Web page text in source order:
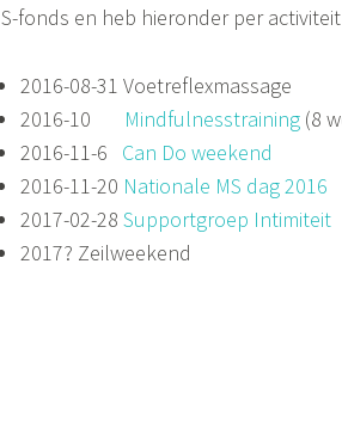
fonds en heb hieronder per
2016-08-31 Voetreflexmassage
2016-10
Mindfulnesstraining(8
2016-11-6 Can Do weekend
2016-11-20 Nationale MS dag 2016
2017-02-28 Supportgroep Intimiteit
2017? Zeilweekend